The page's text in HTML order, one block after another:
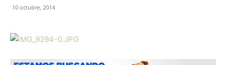
10 octubre, 2014